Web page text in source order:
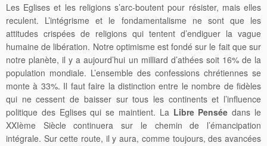
Les Eglises et les religions s’arc-boutent pour résister, mais elles
reculent. L’intégrisme et le fondamentalisme ne sont que les
attitudes crispées de religions qui tentent d’endiguer la vague
humaine de libération. Notre optimisme est fondé sur le fait que sur
notre planète, il y a aujourd’hui un milliard d’athées soit 16% de la
population mondiale. L’ensemble des confessions chrétiennes se
monte à 33%. Il faut faire la distinction entre le nombre de fidèles
qui ne cessent de baisser sur tous les continents et l’influence
politique des Eglises qui se maintient. La Libre Pensée dans le
XXIème Siècle continuera sur le chemin de l’émancipation
intégrale. Sur cette route, il y aura, comme toujours, des avancées